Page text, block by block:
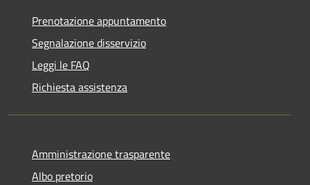
Prenotazione appuntamento
Segnalazione disservizio
Leggi le FAQ
Richiesta assistenza
Amministrazione trasparente
Albo pretorio